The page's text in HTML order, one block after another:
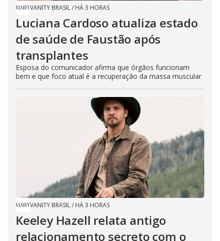
VANITY BRASIL/ HÁ 3 HORAS
Luciana Cardoso atualiza estado
de saúde de Faustão após
transplantes
Esposa do comunicador afirma que órgãos funcionam
bem e que foco atual é a recuperação da massa muscular
VANITY BRASIL/ HÁ 3 HORAS
Keeley Hazell relata antigo
relacionamento secreto com o